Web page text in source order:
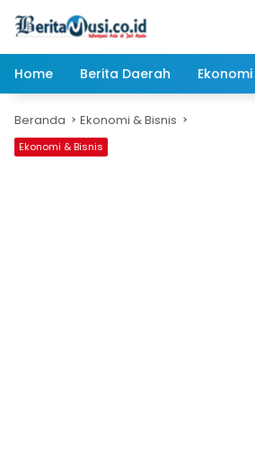
Home
Berita Daerah
Beranda Ekonomi & Bisnis
Ekonomi & Bisnis